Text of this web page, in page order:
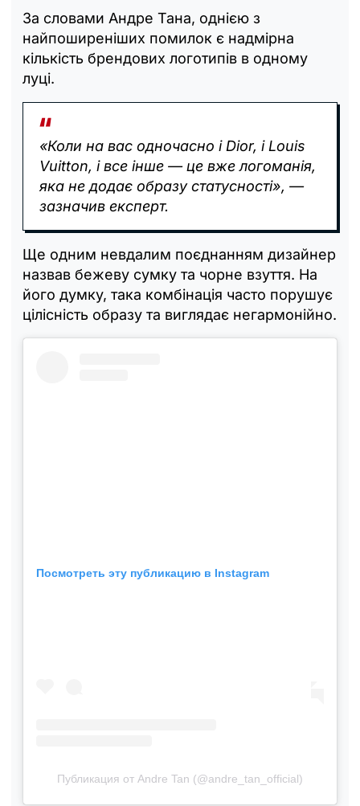
За словами Андре Тана, однією з
найпоширеніших помилок є надмірна
кількість брендових логотипів в одному
луці.
«Коли на вас одночасно і Dior, і Louis
Vuitton, і все інше — це вже логоманія,
яка не додає образу статусності», —
зазначив експерт.
Ще одним невдалим поєднанням дизайнер
назвав бежеву сумку та чорне взуття. На
його думку, така комбінація часто порушує
цілісність образу та виглядає негармонійно.
Посмотреть эту публикацию в Instagram
Публикация от Andre Tan (@andre_tan_official)